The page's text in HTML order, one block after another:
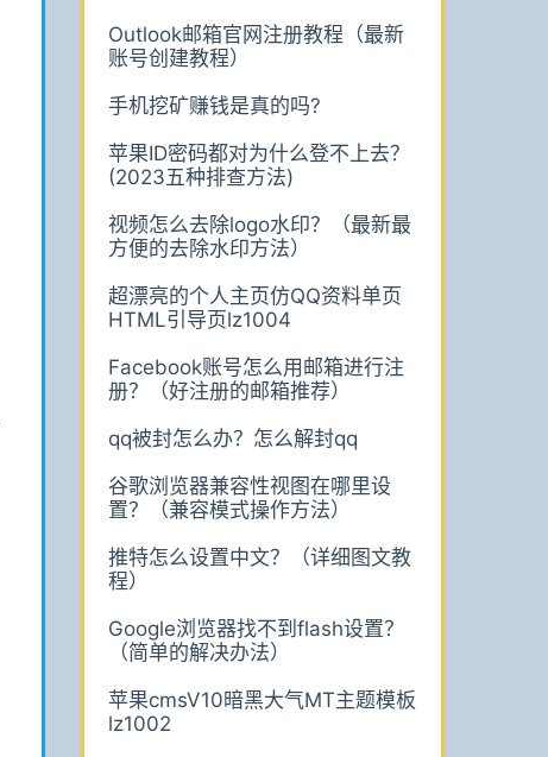
Outlook邮箱官网注册教程（最新
账号创建教程）
手机挖矿赚钱是真的吗?
苹果ID密码都对为什么登不上去？
(2023五种排查方法)
视频怎么去除logo水印？（最新最
方便的去除水印方法）
超漂亮的个人主页仿QQ资料单页
HTML引导页lz1004
Facebook账号怎么用邮箱进行注
册？（好注册的邮箱推荐）
qq被封怎么办？怎么解封qq
谷歌浏览器兼容性视图在哪里设
置？（兼容模式操作方法）
推特怎么设置中文？（详细图文教
程）
Google浏览器找不到flash设置？
（简单的解决办法）
苹果cmsV10暗黑大气MT主题模板
lz1002